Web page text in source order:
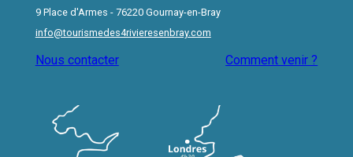
9 Place d'Armes - 76220 Gournay-en-Bray
info@tourismedes4rivieresenbray.com
Nous contacter Comment venir ?